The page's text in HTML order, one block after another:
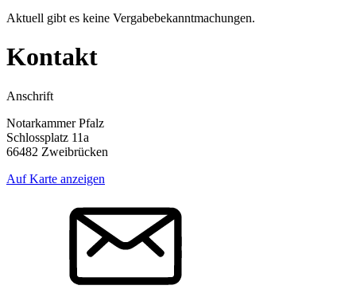
Aktuell gibt es keine Vergabebekanntmachungen.
Kontakt
Anschrift
Notarkammer Pfalz
Schlossplatz 11a
66482 Zweibrücken
Auf Karte anzeigen